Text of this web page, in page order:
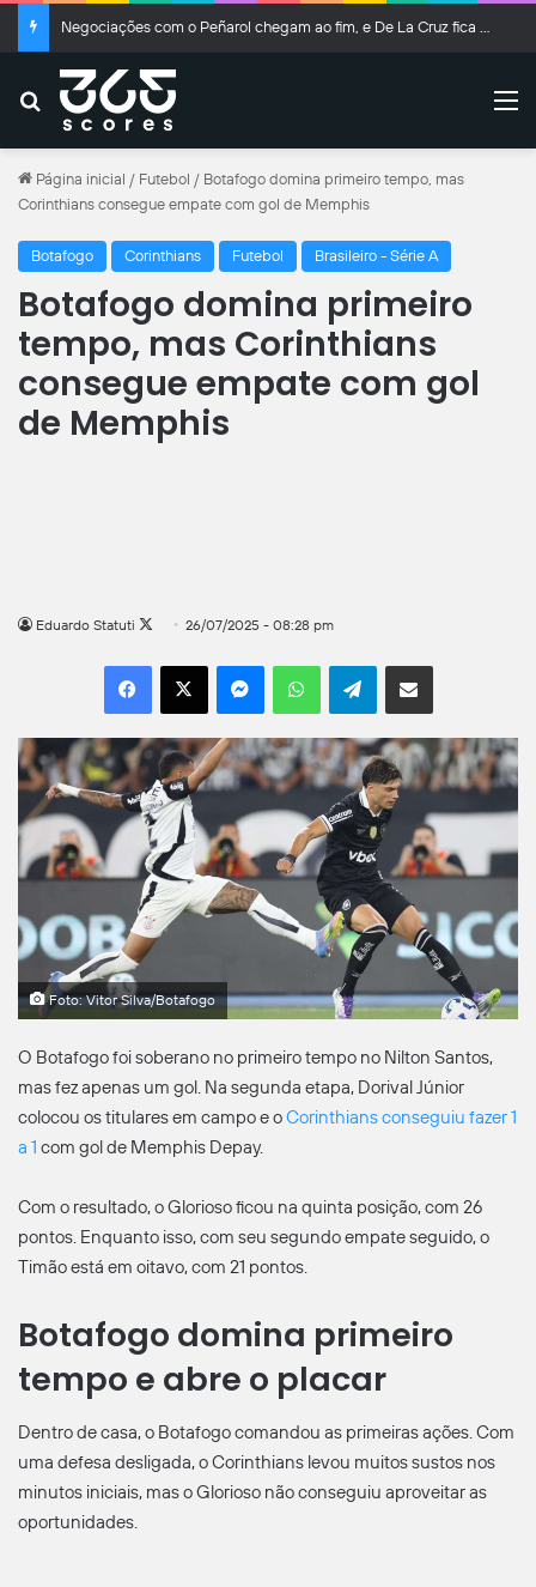
Negociações com o Peñarol chegam ao fim, e De La Cruz fica no Flamengo
Buscar
Página inicial / Futebol / Botafogo domina primeiro tempo, mas
Corinthians consegue empate com gol de Memphis
Botafogo Corinthians Futebol Brasileiro - Série A
Botafogo domina primeiro
tempo, mas Corinthians
consegue empate com gol
de Memphis
Eduardo Statuti
Follow26/07/2025 - 08:28 pm
Facebook
X MessengerWhatsAppTelegramCompartilhar por e-mail
Foto: Vitor Silva/Botafogo
O Botafogo foi soberano no primeiro tempo no Nilton Santos,
mas fez apenas um gol. Na segunda etapa, Dorival Júnior
colocou os titulares em campo e oCorinthians conseguiu fazer 1
a 1 com gol de Memphis Depay.
Com o resultado, o Glorioso ficou na quinta posição, com 26
pontos. Enquanto isso, com seu segundo empate seguido, o
Timão está em oitavo, com 21 pontos.
Botafogo domina primeiro
tempo e abre o placar
Dentro de casa, o Botafogo comandou as primeiras ações. Com
uma defesa desligada, o Corinthians levou muitos sustos nos
minutos iniciais, mas o Glorioso não conseguiu aproveitar as
oportunidades.